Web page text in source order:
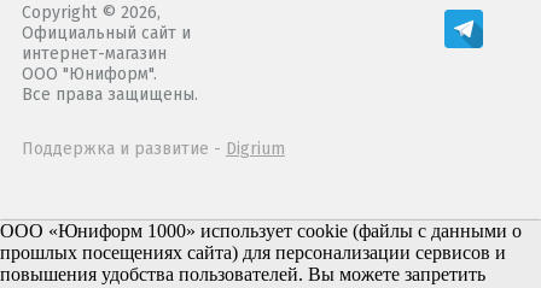
Copyright © 2026,
Официальный сайт и
интернет-магазин
ООО "Юниформ".
Все права защищены.
Поддержка и развитие - Digrium
ООО «Юниформ 1000» использует cookie (файлы с данными о
прошлых посещениях сайта) для персонализации сервисов и
повышения удобства пользователей. Вы можете запретить